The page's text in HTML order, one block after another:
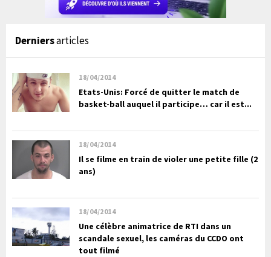
Derniersarticles
18/04/2014
Etats-Unis: Forcé de quitter le match de
basket-ball auquel il participe… car il est...
18/04/2014
Il se filme en train de violer une petite fille (2
ans)
18/04/2014
Une célèbre animatrice de RTI dans un
scandale sexuel, les caméras du CCDO ont
tout filmé